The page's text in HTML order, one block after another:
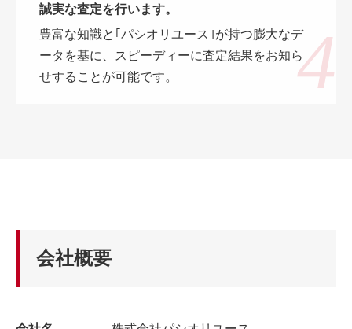
誠実な査定を行います。
豊富な知識と｢パシオリユース｣が持つ膨大なデ
ータを基に、スピーディーに査定結果をお知ら
せすることが可能です。
会社概要